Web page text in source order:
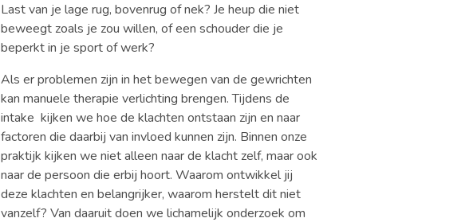
Last van je lage rug, bovenrug of nek? Je heup die niet
beweegt zoals je zou willen, of een schouder die je
beperkt in je sport of werk?
Als er problemen zijn in het bewegen van de gewrichten
kan manuele therapie verlichting brengen. Tijdens de
intake kijken we hoe de klachten ontstaan zijn en naar
factoren die daarbij van invloed kunnen zijn. Binnen onze
praktijk kijken we niet alleen naar de klacht zelf, maar ook
naar de persoon die erbij hoort. Waarom ontwikkel jij
deze klachten en belangrijker, waarom herstelt dit niet
vanzelf? Van daaruit doen we lichamelijk onderzoek om